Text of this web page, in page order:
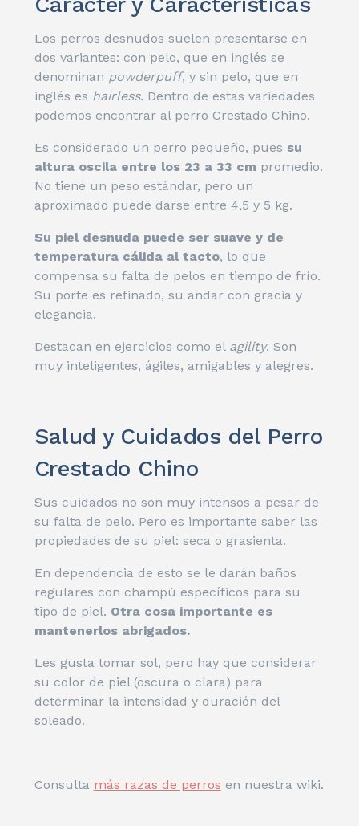
Los perros desnudos suelen presentarse en
dos variantes: con pelo, que en inglés se
denominan powderpuff, y sin pelo, que en
inglés es hairless. Dentro de estas variedades
podemos encontrar al perro Crestado Chino.
Es considerado un perro pequeño, pues su
altura oscila entre los 23 a 33 cm promedio.
No tiene un peso estándar, pero un
aproximado puede darse entre 4,5 y 5 kg.
Su piel desnuda puede ser suave y de
temperatura cálida al tacto, lo que
compensa su falta de pelos en tiempo de frío.
Su porte es refinado, su andar con gracia y
elegancia.
Destacan en ejercicios como el agility. Son
muy inteligentes, ágiles, amigables y alegres.
Salud y Cuidados del Perro
Crestado Chino
Sus cuidados no son muy intensos a pesar de
su falta de pelo. Pero es importante saber las
propiedades de su piel: seca o grasienta.
En dependencia de esto se le darán baños
regulares con champú específicos para su
tipo de piel. Otra cosa importante es
mantenerlos abrigados.
Les gusta tomar sol, pero hay que considerar
su color de piel (oscura o clara) para
determinar la intensidad y duración del
soleado.
Consulta más razas de perros en nuestra wiki.